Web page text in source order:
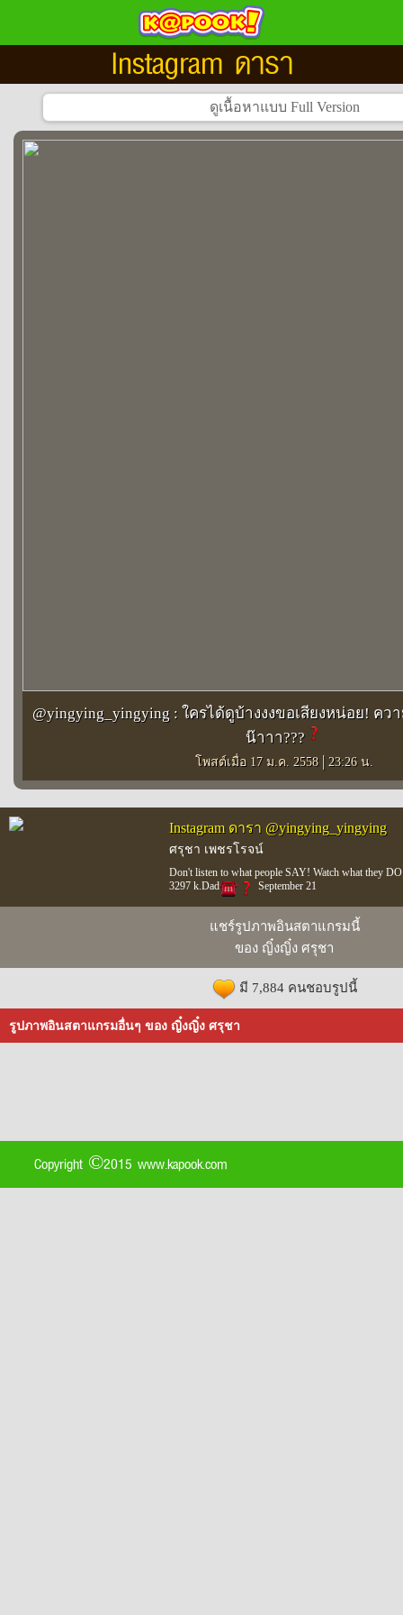
Instagram ดารา
@yingying_yingying : ใครได้ดูบ้างงงขอเสียงหน่อย! คว
น๊าาา???
โพสต์เมื่อ 17 ม.ค. 2558 | 23:26 น.
Instagram ดารา @yingying_yingying
ศรุชา เพชรโรจน์
Don't listen to what people SAY! Watch what they
3297 k.Dad
September 21
แชร์รูปภาพอินสตาแกรมนี้
ของ ญิ๋งญิ๋ง ศรุชา
มี 7,884 คนชอบรูปนี้
รูปภาพอินสตาแกรมอื่นๆ ของ ญิ๋งญิ๋ง ศรุชา
Copyright ©2015 www.kapook.com